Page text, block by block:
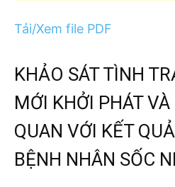
Tải/Xem file PDF
KHẢO SÁT TÌNH
MỚI KHỞI PHÁT
QUAN VỚI KẾT
BỆNH NHÂN SỐC